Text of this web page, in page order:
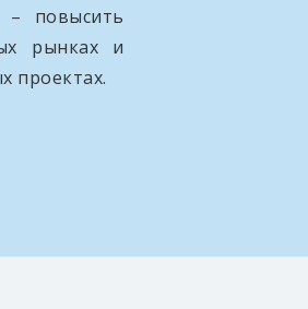
– повысить
рынках и
проектах.